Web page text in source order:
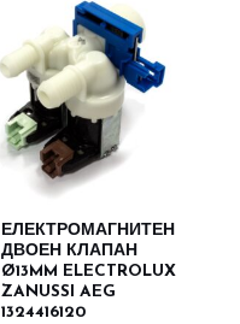
ЕЛЕКТРОМАГНИТЕН
ДВОЕН КЛАПАН
Ø13MM ELECTROLUX
ZANUSSI AEG
1324416120